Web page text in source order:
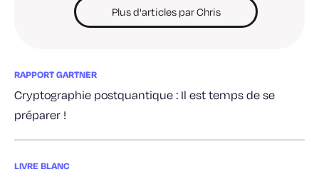
Plus d'articles par Chris
RAPPORT GARTNER
Cryptographie postquantique : Il est temps de se
préparer !
LIVRE BLANC